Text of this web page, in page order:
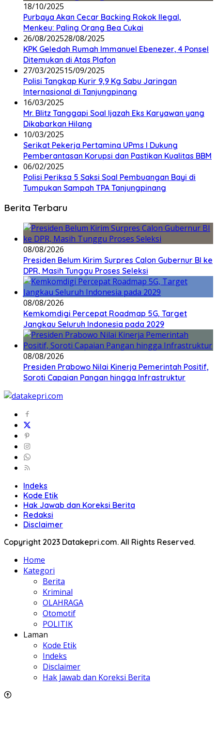
18/10/2025
Purbaya Akan Cecar Backing Rokok Ilegal,
Menkeu: Paling Orang Bea Cukai
26/08/202528/08/2025
KPK Geledah Rumah Immanuel Ebenezer, 4 Ponsel
Ditemukan di Atas Plafon
27/03/202515/09/2025
Polisi Tangkap Kurir 9,9 Kg Sabu Jaringan
Internasional di Tanjungpinang
16/03/2025
Mr. Blitz Tanggapi Soal Ijazah Eks Karyawan yang
Dikabarkan Hilang
10/03/2025
Serikat Pekerja Pertamina UPms I Dukung
Pemberantasan Korupsi dan Pastikan Kualitas BBM
06/02/2025
Polisi Periksa 5 Saksi Soal Pembuangan Bayi di
Tumpukan Sampah TPA Tanjungpinang
Berita Terbaru
08/08/2026
Presiden Belum Kirim Surpres Calon Gubernur BI ke
DPR, Masih Tunggu Proses Seleksi
08/08/2026
Kemkomdigi Percepat Roadmap 5G, Target
Jangkau Seluruh Indonesia pada 2029
08/08/2026
Presiden Prabowo Nilai Kinerja Pemerintah Positif,
Soroti Capaian Pangan hingga Infrastruktur
Indeks
Kode Etik
Hak Jawab dan Koreksi Berita
Redaksi
Disclaimer
Copyright 2023 Datakepri.com. All Rights Reserved.
Home
Kategori
Berita
Kriminal
OLAHRAGA
Otomotif
POLITIK
Laman
Kode Etik
Indeks
Disclaimer
Hak Jawab dan Koreksi Berita